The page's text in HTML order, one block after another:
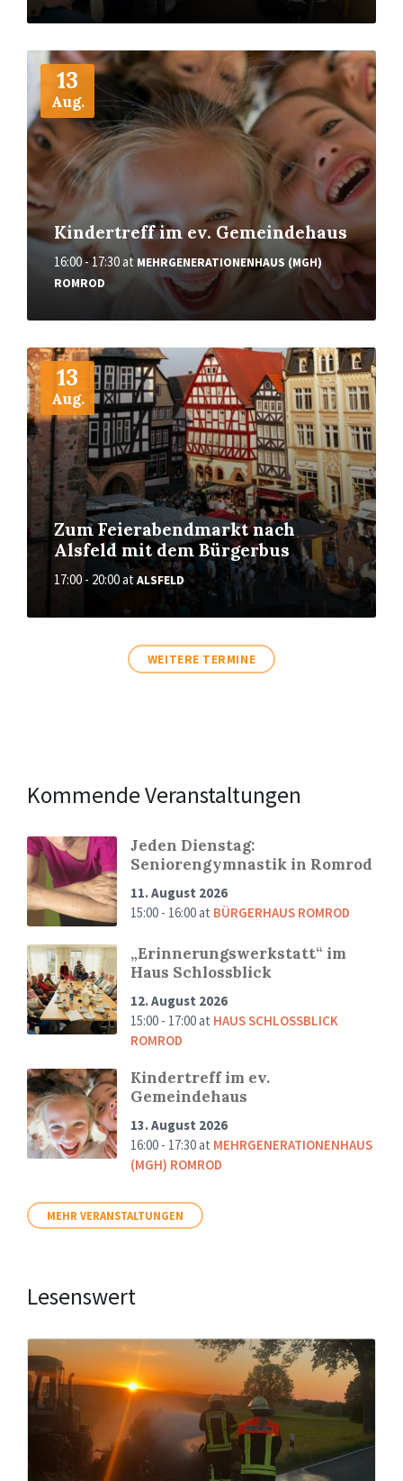
13
Aug.
Kindertreff im ev. Gemeindehaus
16:00 - 17:30at MEHRGENERATIONENHAUS (MGH)
ROMROD
More
13
Aug.
Zum Feierabendmarkt nach
Alsfeld mit dem Bürgerbus
17:00 - 20:00at ALSFELD
More
WEITERE TERMINE
Kommende Veranstaltungen
Jeden Dienstag:
Seniorengymnastik in Romrod
11. August 2026
15:00 - 16:00at BÜRGERHAUS ROMROD
„Erinnerungswerkstatt“ im
Haus Schlossblick
12. August 2026
15:00 - 17:00at HAUS SCHLOSSBLICK
ROMROD
Kindertreff im ev.
Gemeindehaus
13. August 2026
16:00 - 17:30at MEHRGENERATIONENHAUS
(MGH) ROMROD
MEHR VERANSTALTUNGEN
Lesenswert